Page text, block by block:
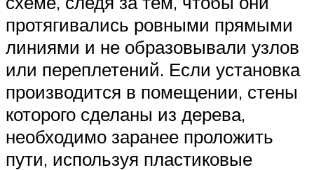
протягивались ровными прямыми
линиями и не образовывали узлов
или переплетений. Если установка
производится в помещении, стены
которого сделаны из дерева,
необходимо заранее проложить
пути, используя пластиковые